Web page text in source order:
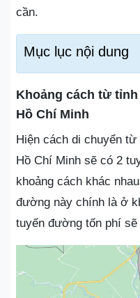
cần.
Mục lục nội dung
Khoảng cách từ
Hồ Chí Minh
Hiện cách di chuyển từ
Hồ Chí Minh sẽ có 2
khoảng cách khác
đường này chính là ở
tuyến đường tốn phí